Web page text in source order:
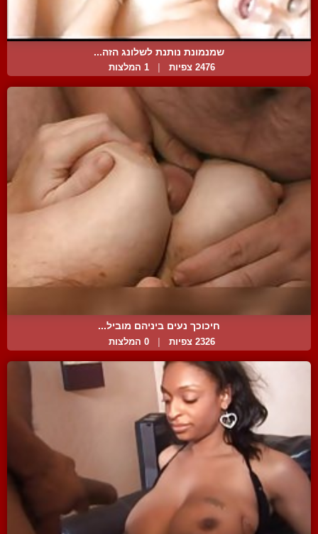
שמנמונת נותנת לשלונג הזה...
2476 צפיות 1 המלצות
חיכוכך נעים ביניהם מוביל...
2326 צפיות 0 המלצות